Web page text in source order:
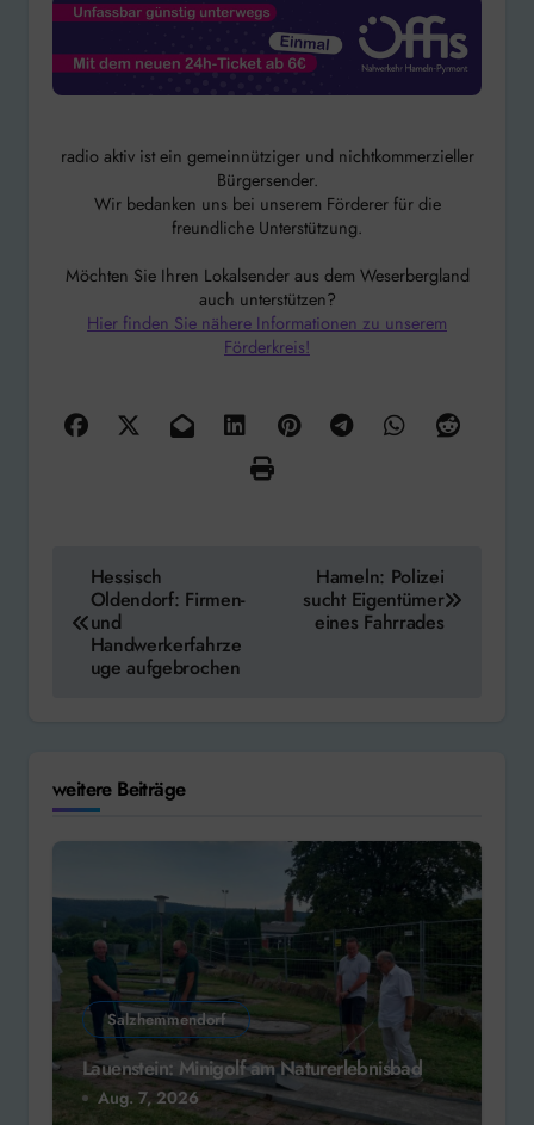
radio aktiv ist ein gemeinnütziger und nichtkommerzieller
Bürgersender.
Wir bedanken uns bei unserem Förderer für die
freundliche Unterstützung.
Möchten Sie Ihren Lokalsender aus dem Weserbergland
auch unterstützen?
Hier finden Sie nähere Informationen zu unserem
Förderkreis!
Beitragsnavigation
Hessisch
Oldendorf: Firmen-
und
Handwerkerfahrze
uge aufgebrochen
Hameln: Polizei
sucht Eigentümer
eines Fahrrades
weitere Beiträge
Salzhemmendorf
Lauenstein: Minigolf am Naturerlebnisbad
Aug. 7, 2026